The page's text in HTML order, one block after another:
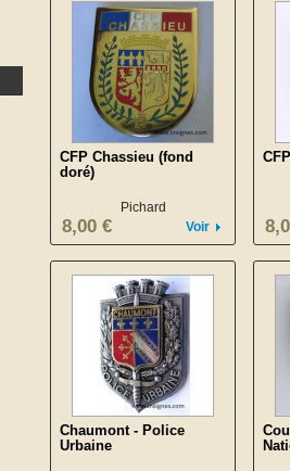
CFP Chassieu (fond
doré)
Voir
Pichard
8,00 €
Chaumont - Police
Urbaine